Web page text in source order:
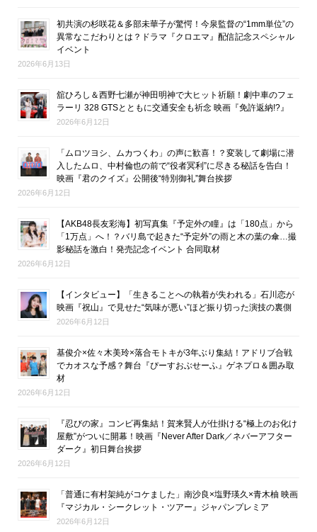
初共演の杉咲花＆多部未華子が驚愕！今泉監督の“1mm単位”の
異常なこだわりとは？ドラマ『クロエマ』配信記念スペシャル
イベント
2026年6月13日
舘ひろし＆西野七瀬が神田明神で大ヒット祈願！劇中車のフェ
ラーリ 328 GTSとともに交通安全も祈念 映画『免許返納!?』
2026年6月12日
「ムロツヨシ、ムカつくわ」の声に歓喜！？変装して劇場に潜
入したムロ、中村倫也の前で“役者冥利”に尽きる秘話を告白！
映画『君のクイズ』公開後“特別御礼”舞台挨拶
2026年6月12日
【AKB48長友彩海】初写真集『予定外の瞳』は「180点」から
「1万点」へ！？バリ島で起きた“予定外”の雨と木の葉の傘…撮
影秘話を激白！発売記念イベント 合同取材
2026年6月12日
【インタビュー】「生きることへの執着が失われる」石川恋が
映画『祝山』で見せた“気味が悪い”ほど振り切った演技の裏側
2026年6月12日
基俊介×佐々木美玲×落合モトキが3年ぶり集結！アドリブ合戦
でカオスな予感？舞台『ぴーすおぶせーふ』ゲネプロ＆囲み取
材
2026年6月12日
『忍びの家』コンビ再集結！賀来賢人が仕掛ける“極上のお化け
屋敷”がついに開幕！映画『Never After Dark／ネバーアフター
ダーク』初日舞台挨拶
2026年6月12日
「普通に有村架純がコケました」南沙良×塩野瑛久×青木柚 映画
『マジカル・シークレット・ツアー』ジャパンプレミア
2026年6月12日